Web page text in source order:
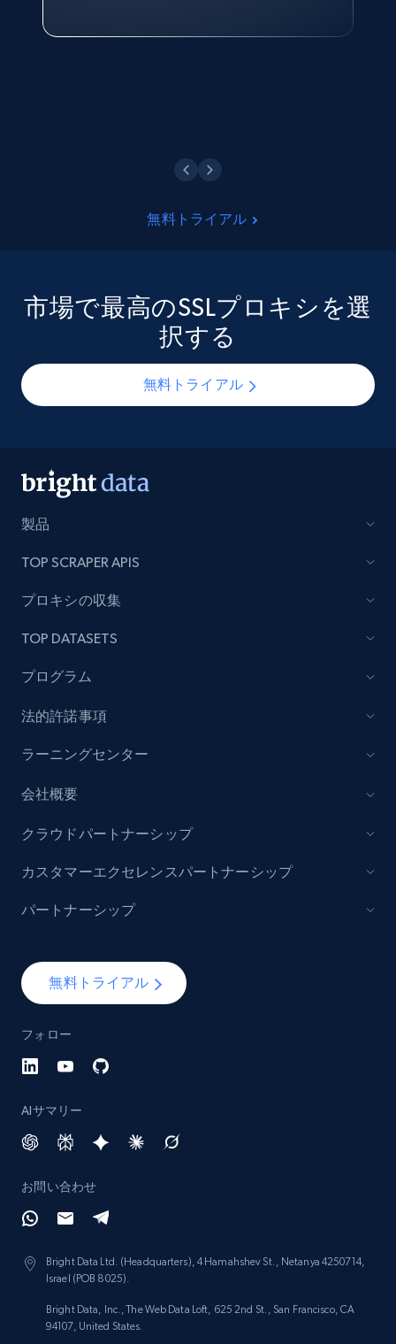
無料トライアル
市場で最高のSSLプロキシを選
択する
無料トライアル
製品
TOP SCRAPER APIS
プロキシの収集
TOP DATASETS
プログラム
法的許諾事項
ラーニングセンター
会社概要
無料トライアル
フォロー
AIサマリー
お問い合わせ
Bright Data Ltd. (Headquarters), 4 Hamahshev St., Netanya 4250714,
Israel (POB 8025).
Bright Data, Inc., The Web Data Loft, 625 2nd St., San Francisco, CA
94107, United States.
クラウドパートナーシップ
カスタマーエクセレンスパートナーシップ
パートナーシップ